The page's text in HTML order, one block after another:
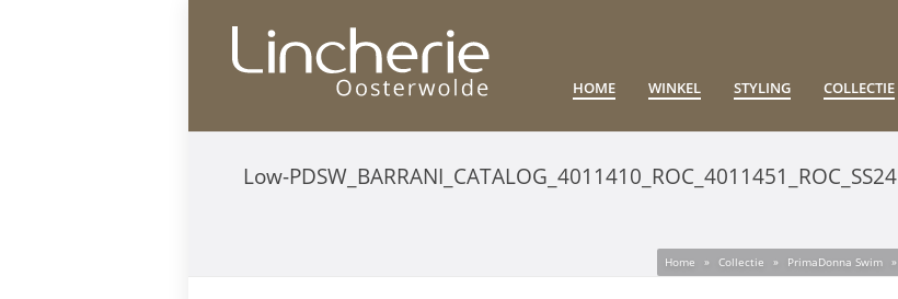
HOME WINKEL STYLING COLLECTIE
Low-PDSW_BARRANI_CATALOG_4011410_ROC_4011451_ROC_SS24
Home » Collectie » PrimaDonna Swim »